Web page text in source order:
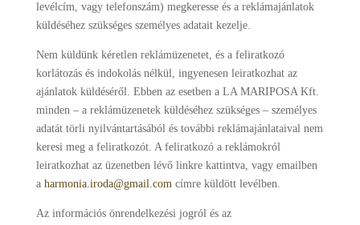
levélcím, vagy telefonszám) megkeresse és a reklámajánlatok
küldéséhez szükséges személyes adatait kezelje.
Nem küldünk kéretlen reklámüzenetet, és a feliratkozó
korlátozás és indokolás nélkül, ingyenesen leiratkozhat az
ajánlatok küldéséről. Ebben az esetben a LA MARIPOSA Kft.
minden – a reklámüzenetek küldéséhez szükséges – személyes
adatát törli nyilvántartásából és további reklámajánlataival nem
keresi meg a feliratkozót. A feliratkozó a reklámokról
leiratkozhat az üzenetben lévő linkre kattintva, vagy emailben
a harmonia.iroda@gmail.comcímre küldött levélben.
Az információs önrendelkezési jogról és az